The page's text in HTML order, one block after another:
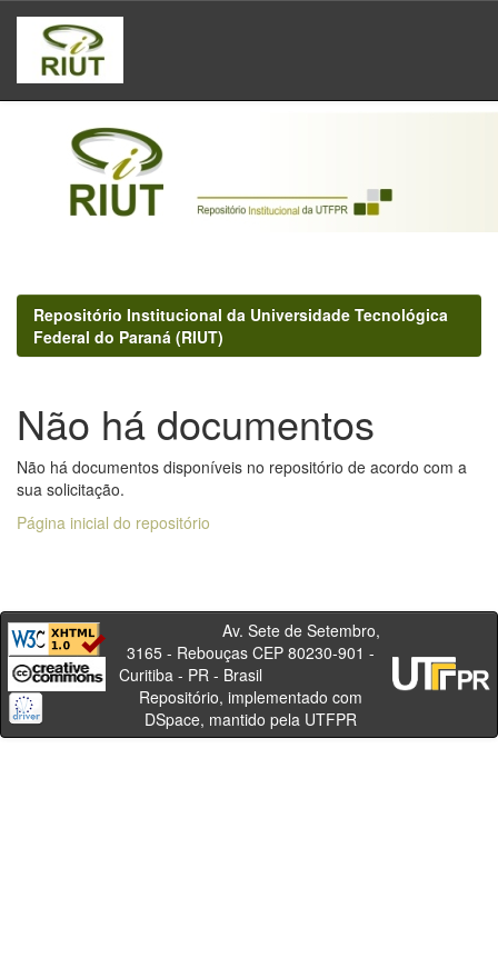
Skip
navigation
Repositório Institucional da Universidade Tecnológica
Federal do Paraná (RIUT)
Não há documentos
Não há documentos disponíveis no repositório de acordo com a
sua solicitação.
Página inicial do repositório
Av. Sete de Setembro,
3165 - Rebouças CEP 80230-901 -
Curitiba - PR - Brasil
Repositório, implementado com
DSpace, mantido pela UTFPR